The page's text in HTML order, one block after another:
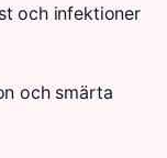
och infektioner
och smärta